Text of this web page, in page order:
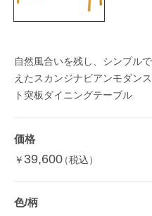
自然風合いを残し、シンプル
えたスカンジナビアンモダン
ト突板ダイニングテーブル
価格
￥ 39,600（税込）
色/柄